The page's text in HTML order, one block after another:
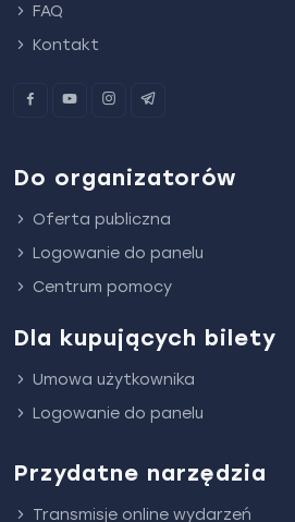
FAQ
Kontakt
Do organizatorów
Oferta publiczna
Logowanie do panelu
Centrum pomocy
Dla kupujących bilety
Umowa użytkownika
Logowanie do panelu
Przydatne narzędzia
Transmisje online wydarzeń